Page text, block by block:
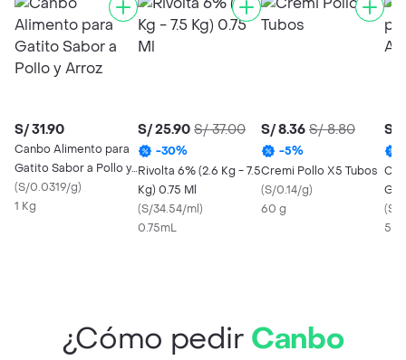
S/ 31.90
Canbo Alimento para
Gatito Sabor a Pollo y
Arroz
(S/0.0319/g)
1 Kg
S/ 25.90 S/ 37.00
-30%
Rivolta 6% (2.6 Kg - 7.5
Kg) 0.75 Ml
(S/34.54/ml)
0.75mL
S/ 8.36 S/ 8.80
-5%
Cremi Pollo X5 Tubos
(S/0.14/g)
60 g
S/
(S/
56
¿Cómo pedir Canbo